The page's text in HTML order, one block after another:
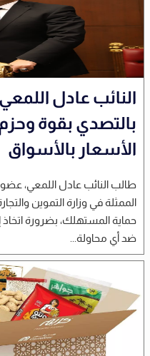
النائب عادل
بالتصدي بقوة
الأسعار بالأسواق
طالب النائب عادل اللمعي،
الممثلة في وزارة التموين
حماية المستهلك، بضرورة
ضد أي محاولة...